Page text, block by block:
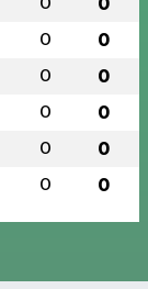
0 0
0 0
0 0
0 0
0 0